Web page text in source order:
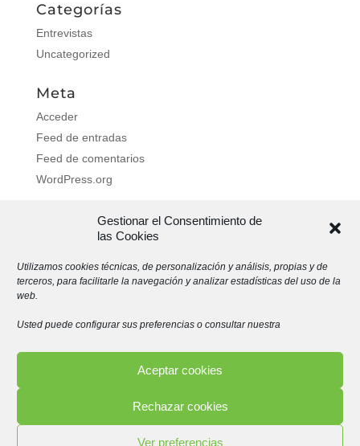
Gestionar el Consentimiento de
las Cookies
Utilizamos cookies técnicas, de personalización y análisis, propias y de
terceros, para facilitarle la navegación y analizar estadísticas del uso de la
web.
Usted puede configurar sus preferencias o consultar nuestra
Aceptar cookies
Rechazar cookies
Ver preferencias
Categorías
Entrevistas
Uncategorized
Meta
Acceder
Feed de entradas
Feed de comentarios
WordPress.org
Política de cookies (UE)
Intermediario registrado por la RFEF con número de
Desarrollado por Hardware System